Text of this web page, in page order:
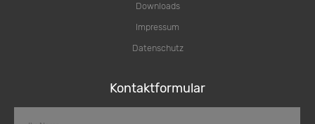
Downloads
Impressum
Datenschutz
Kontaktformular